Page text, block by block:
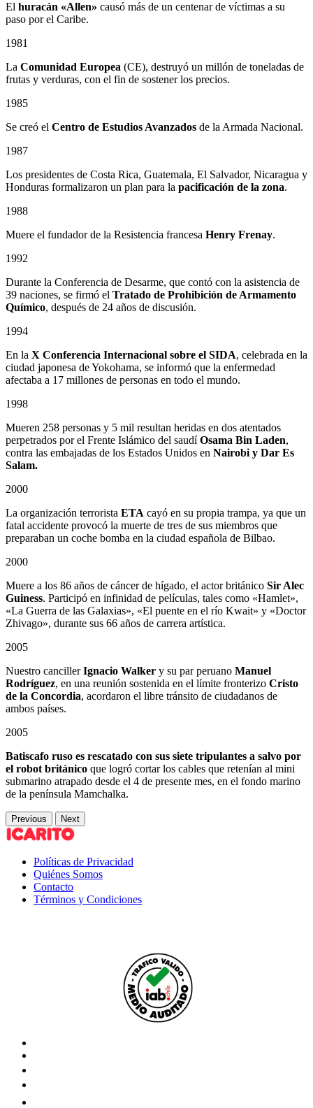
El huracán «Allen» causó más de un centenar de víctimas a su
paso por el Caribe.
1981
La Comunidad Europea (CE), destruyó un millón de toneladas de
frutas y verduras, con el fin de sostener los precios.
1985
Se creó el Centro de Estudios Avanzados de la Armada Nacional.
1987
Los presidentes de Costa Rica, Guatemala, El Salvador, Nicaragua y
Honduras formalizaron un plan para la pacificación de la zona.
1988
Muere el fundador de la Resistencia francesa Henry Frenay.
1992
Durante la Conferencia de Desarme, que contó con la asistencia de
39 naciones, se firmó el Tratado de Prohibición de Armamento
Químico, después de 24 años de discusión.
1994
En la X Conferencia Internacional sobre el SIDA, celebrada en la
ciudad japonesa de Yokohama, se informó que la enfermedad
afectaba a 17 millones de personas en todo el mundo.
1998
Mueren 258 personas y 5 mil resultan heridas en dos atentados
perpetrados por el Frente Islámico del saudíOsama Bin Laden,
contra las embajadas de los Estados Unidos en Nairobi y Dar Es
Salam.
2000
La organización terrorista ETA cayó en su propia trampa, ya que un
fatal accidente provocó la muerte de tres de sus miembros que
preparaban un coche bomba en la ciudad española de Bilbao.
2000
Muere a los 86 años de cáncer de hígado, el actor británico Sir Alec
Guiness. Participó en infinidad de películas, tales como «Hamlet»,
«La Guerra de las Galaxias», «El puente en el río Kwait» y «Doctor
Zhivago», durante sus 66 años de carrera artística.
2005
Nuestro cancillerIgnacio Walker y su par peruano Manuel
Rodríguez, en una reunión sostenida en el límite fronterizo Cristo
de la Concordia, acordaron el libre tránsito de ciudadanos de
ambos países.
2005
Batiscafo ruso es rescatado con sus siete tripulantes a salvo por
el robot británico que logró cortar los cables que retenían al mini
submarino atrapado desde el 4 de presente mes, en el fondo marino
de la península Mamchalka.
Previous Next
Políticas de Privacidad
Quiénes Somos
Contacto
Términos y Condiciones